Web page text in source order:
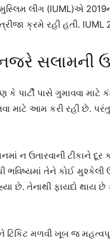
લીગ (IUML)એ
ક્રમે રહી હતી. IUML
સલામની
પાર્ટી પાસે ગુમાવવા માટે
માટે આમ કરી રહી છે.
ન ઉતારવાની ટીકાને
ભવિષ્યમાં તેને કોઈ
છે. તેનાથી ફાયદો થાય છે
મળવી ખૂબ જ